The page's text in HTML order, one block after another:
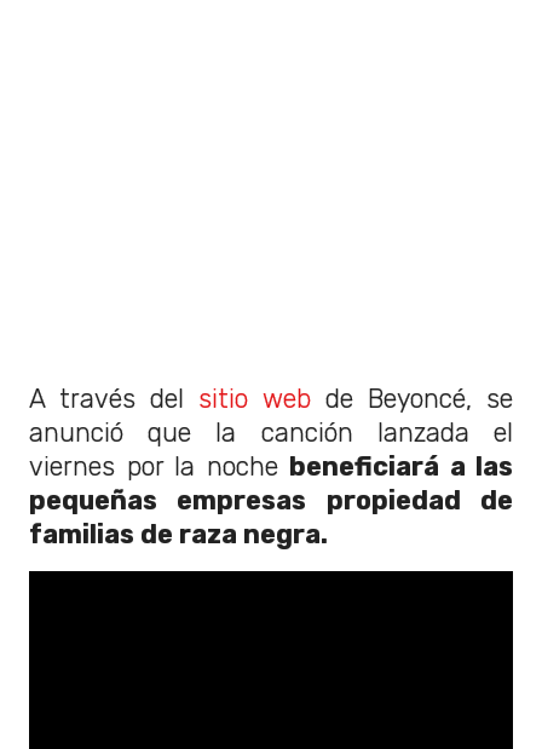
A través del sitio web de Beyoncé, se
anunció que la canción lanzada el
viernes por la noche beneficiará a las
pequeñas empresas propiedad de
familias de raza negra.